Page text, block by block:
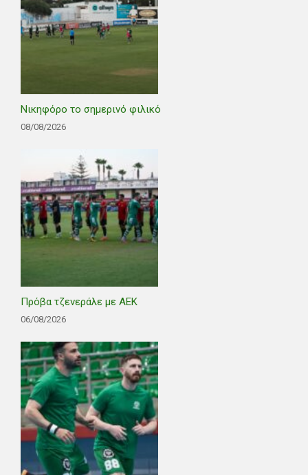
Νικηφόρο το σημερινό φιλικό
08/08/2026
Πρόβα τζενεράλε με ΑΕΚ
06/08/2026